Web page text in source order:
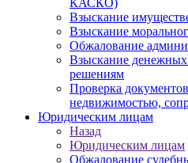
КАСКО)
Взыскание
Взыскание
Обжалование
Взыскание
решениям
Проверка
недвижимостью,
Юридическим лицам
Назад
Юридическим лицам
Обжалование